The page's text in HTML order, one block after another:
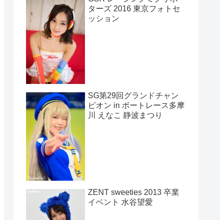
ターズ 2016 東京フォトセ
ッション
SG第29回グランドチャン
ピオン in ボートレース多摩
川 えなこ 静波まつり
ZENT sweeties 2013 卒業
イベント 水谷望愛